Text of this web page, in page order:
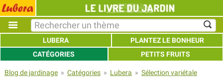
LUBERA
PLANTEZ LE BONHEUR
CATÉGORIES
PETITS FRUITS
Blog de jardinage» Catégories» Lubera » Sélection variétale